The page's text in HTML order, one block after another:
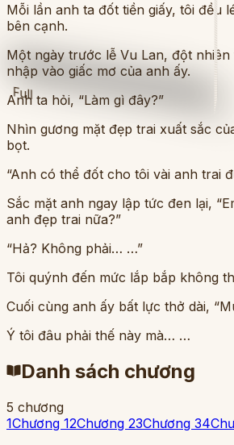
Full
Mỗi lần anh ta đốt tiền giấy, tôi đều
bên cạnh.
Một ngày trước lễ Vu Lan, đột
nhập vào giấc mơ của anh ấy.
Anh ta hỏi, “Làm gì đây?”
Nhìn gương mặt đẹp trai xuất sắc
bọt.
“Anh có thể đốt cho tôi vài anh trai
Sắc mặt anh ngay lập tức đen lại,
anh đẹp trai nữa?”
“Hả? Không phải… …”
Tôi quýnh đến mức lắp bắp không
Cuối cùng anh ấy bất lực thở dài,
Ý tôi đâu phải thế này mà… …
Danh sách chương
5 chương
1Chương 12Chương 23Chương 34